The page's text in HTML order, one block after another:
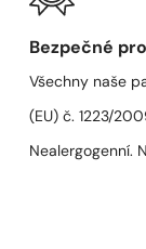
Bezpečné
Všechny naše
(EU) č. 1223/
Nealergogenní.